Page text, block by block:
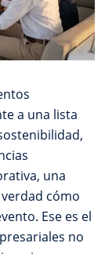
a una lista
una
cómo
Ese es el
no